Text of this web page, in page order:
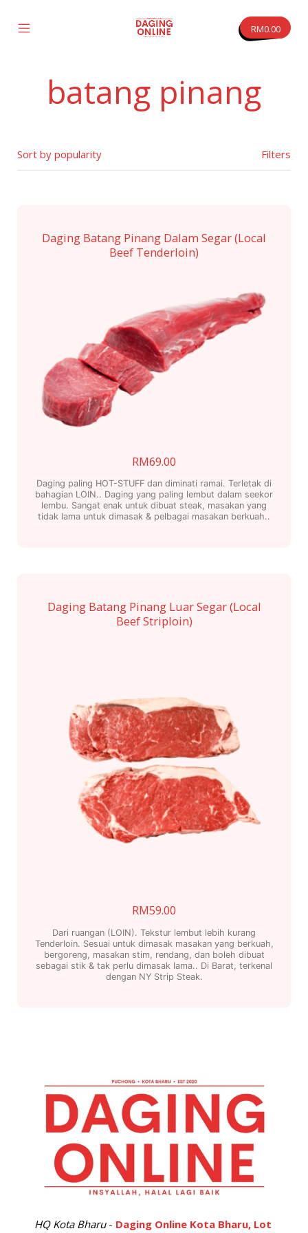
content
RM0.00
batang pinang
Filters
Daging Batang Pinang Dalam Segar (Local
Beef Tenderloin)
RM69.00
Daging paling HOT-STUFF dan diminati ramai. Terletak di
bahagian LOIN.. Daging yang paling lembut dalam seekor
lembu. Sangat enak untuk dibuat steak, masakan yang
tidak lama untuk dimasak & pelbagai masakan berkuah..
Daging Batang Pinang Luar Segar (Local
Beef Striploin)
RM59.00
Dari ruangan (LOIN). Tekstur lembut lebih kurang
Tenderloin. Sesuai untuk dimasak masakan yang berkuah,
bergoreng, masakan stim, rendang, dan boleh dibuat
sebagai stik & tak perlu dimasak lama.. Di Barat, terkenal
dengan NY Strip Steak.
HQ Kota Bharu- Daging Online Kota Bharu, Lot